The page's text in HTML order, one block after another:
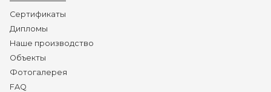
Сертификаты
Дипломы
Наше производство
Объекты
Фотогалерея
FAQ